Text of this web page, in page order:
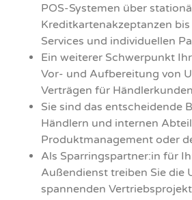
POS-Systemen über
Kreditkartenakzeptanzen
Services und individuellen
Ein weiterer Schwerpunkt
Vor- und Aufbereitung von
Verträgen für
Sie sind das entscheidende
Händlern und internen
Produktmanagement oder
Als Sparringspartner:in für
Außendienst treiben Sie die
spannenden